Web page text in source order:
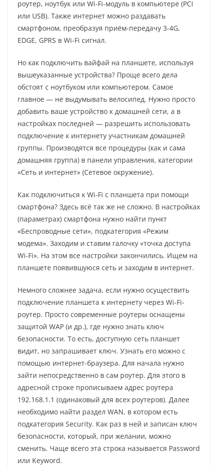
роутер, ноутбук или Wi-Fi-модуль в компьютере (PCI
или USB). Также интернет можно раздавать
смартфоном, преобразуя приём-передачу 3-4G,
EDGE, GPRS в Wi-Fi сигнал.
Но как подключить вайфай на планшете, используя
вышеуказанные устройства? Проще всего дела
обстоят с ноутбуком или компьютером. Самое
главное — не выдумывать велосипед. Нужно просто
добавить ваше устройство к домашней сети, а в
настройках последней — разрешить использовать
подключение к интернету участникам домашней
группы. Производятся все процедуры (как и сама
домашняя группа) в панели управления, категории
«Сеть и интернет» (Сетевое окружение).
Как подключиться к Wi-Fi с планшета при помощи
смартфона? Здесь всё так же не сложно. В настройках
(параметрах) смартфона нужно найти пункт
«Беспроводные сети», подкатегория «Режим
модема». Заходим и ставим галочку «точка доступа
Wi-Fi». На этом все настройки закончились. Ищем на
планшете появившуюся сеть и заходим в интернет.
Немного сложнее задача, если нужно осуществить
подключение планшета к интернету через Wi-Fi-
роутер. Просто современные роутеры оснащены
защитой WAP (и др.), где нужно знать ключ
безопасности. То есть, доступную сеть планшет
видит, но запрашивает ключ. Узнать его можно с
помощью интернет-браузера. Для начала нужно
зайти непосредственно в сам роутер. Для этого в
адресной строке прописываем адрес роутера
192.168.1.1 (одинаковый для всех роутеров). Далее
необходимо найти раздел WAN, в котором есть
подкатегория Security. Как раз в ней и записан ключ
безопасности, который, при желании, можно
сменить. Чаще всего эта строка называется Password
или Keyword.